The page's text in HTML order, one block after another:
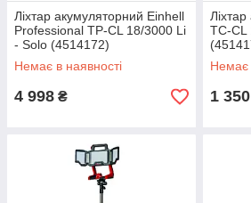
Ліхтар акумуляторний Einhell
Professional TP-CL 18/3000 Li
- Solo (4514172)
Немає в наявності
4 998 ₴
TC-CL
Немає
1 350